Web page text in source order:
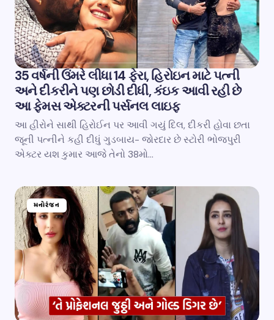
35 વર્ષની ઉંમરે લીધા 14 ફેરા, હિરોઇન માટે પત્ની
અને દીકરીને પણ છોડી દીધી, કંઇક આવી રહી છે
આ ફેમસ એક્ટરની પર્સનલ લાઇફ
આ હીરોને સાથી હિરોઈન પર આવી ગયું દિલ, દીકરી હોવા છતા
જૂની પત્નીને કહી દીધું ગુડબાય- જોરદાર છે સ્ટોરી ભોજપુરી
એક્ટર યશ કુમાર આજે તેનો 38મો…
મનોરંજન